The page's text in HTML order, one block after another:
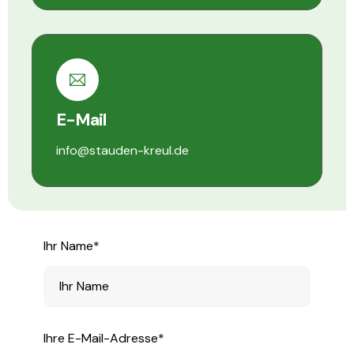
E-Mail
info@stauden-kreul.de
Ihr Name*
Ihre E-Mail-Adresse*